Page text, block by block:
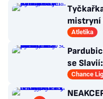
mistryní
co se
Atletika
se
postavit
Chance